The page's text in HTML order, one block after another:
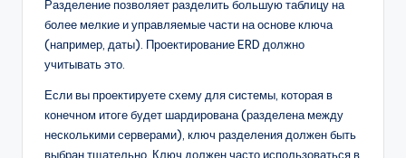
Разделение позволяет разделить большую таблицу на
более мелкие и управляемые части на основе ключа
(например, даты). Проектирование ERD должно
учитывать это.
Если вы проектируете схему для системы, которая в
конечном итоге будет шардирована (разделена между
несколькими серверами), ключ разделения должен быть
выбран тщательно. Ключ должен часто использоваться в